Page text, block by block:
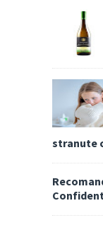
stranute